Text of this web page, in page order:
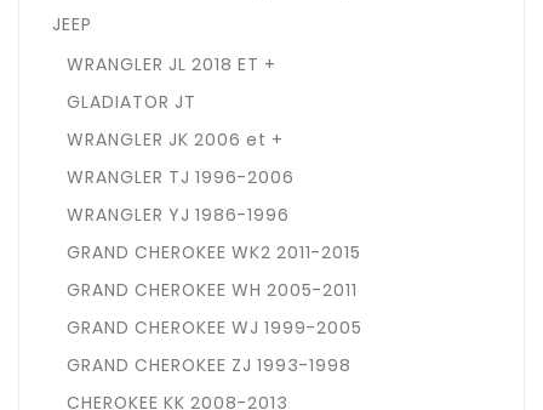
JEEP
WRANGLER JL 2018 ET +
GLADIATOR JT
WRANGLER JK 2006 et +
WRANGLER TJ 1996-2006
WRANGLER YJ 1986-1996
GRAND CHEROKEE WK2 2011-2015
GRAND CHEROKEE WH 2005-2011
GRAND CHEROKEE WJ 1999-2005
GRAND CHEROKEE ZJ 1993-1998
CHEROKEE KK 2008-2013